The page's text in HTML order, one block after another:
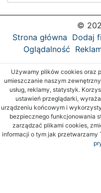
©
Strona główna Dodaj
Oglądalność
Używamy plików cookies oraz
umieszczanie naszym
usług, reklamy, statystyk.
ustawień przeglądarki,
urządzeniu końcowym i
bezpiecznego funkcjonowania
zarządzać plikami cookies,
informacji o tym jak przetwarzamy